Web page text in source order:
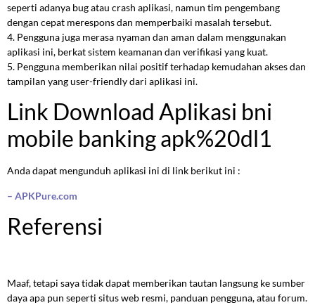
seperti adanya bug atau crash aplikasi, namun tim pengembang
dengan cepat merespons dan memperbaiki masalah tersebut.
4. Pengguna juga merasa nyaman dan aman dalam menggunakan
aplikasi ini, berkat sistem keamanan dan verifikasi yang kuat.
5. Pengguna memberikan nilai positif terhadap kemudahan akses dan
tampilan yang user-friendly dari aplikasi ini.
Link Download Aplikasi bni
mobile banking apk%20dl1
Anda dapat mengunduh aplikasi ini di link berikut ini :
– APKPure.com
Referensi
Maaf, tetapi saya tidak dapat memberikan tautan langsung ke sumber
daya apa pun seperti situs web resmi, panduan pengguna, atau forum.